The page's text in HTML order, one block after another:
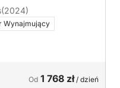
(2024)
Wynajmujący
Od 1 768 zł/ dzień